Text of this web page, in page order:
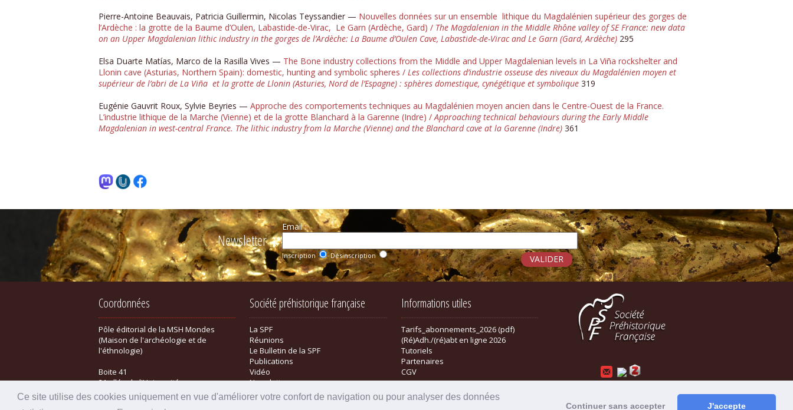
Ce site utilise des cookies uniquement en vue d'améliorer votre confort de navigation ou pour analyser des données
Continuer sans accepter J'accepte
Pierre-Antoine Beauvais, Patricia Guillermin, Nicolas Teyssandier — Nouvelles données sur un ensemble lithique du Magdalénien supérieur des gorges de
l’Ardèche : la grotte de la Baume d’Oulen, Labastide-de-Virac, Le Garn (Ardèche, Gard) / The Magdalenian in the Middle Rhône valley of SE France: new data
on an Upper Magdalenian lithic industry in the gorges de l’Ardèche: La Baume d’Oulen Cave, Labastide-de-Virac and Le Garn (Gard, Ardèche) 295
Elsa Duarte Matías, Marco de la Rasilla Vives — The Bone industry collections from the Middle and Upper Magdalenian levels in La Viña rockshelter and
Llonin cave (Asturias, Northern Spain): domestic, hunting and symbolic spheres / Les collections d’industrie osseuse des niveaux du Magdalénien moyen et
supérieur de l’abri de La Viña et la grotte de Llonin (Asturies, Nord de l’Espagne) : sphères domestique, cynégétique et symbolique 319
Eugénie Gauvrit Roux, Sylvie Beyries — Approche des comportements techniques au Magdalénien moyen ancien dans le Centre-Ouest de la France.
L’industrie lithique de la Marche (Vienne) et de la grotte Blanchard à la Garenne (Indre) / Approaching technical behaviours during the Early Middle
Magdalenian in west-central France. The lithic industry from la Marche (Vienne) and the Blanchard cave at la Garenne (Indre) 361
Newsletter
Email :
Inscription Désinscription
Coordonnées
Pôle éditorial de la MSH Mondes
(Maison de l'archéologie et de
l'éthnologie)
Boite 41
21 allée de l'Université
F-92023 Nanterre cedex - FRANCE
Société préhistorique française
La SPF
Réunions
Le Bulletin de la SPF
Publications
Vidéo
Newsletter
Boutique
Informations utiles
Tarifs_abonnements_2026 (pdf)
(Ré)Adh./(ré)abt en ligne 2026
Tutoriels
Partenaires
CGV